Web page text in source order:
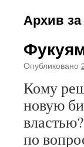
Архив
Опубликовано
Кому
новую
по